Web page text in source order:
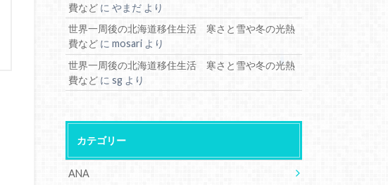
費など にやまだ より
世界一周後の北海道移住生活 寒さと雪や冬の光熱
費など にmosari より
世界一周後の北海道移住生活 寒さと雪や冬の光熱
費など にsg より
カテゴリー
ANA